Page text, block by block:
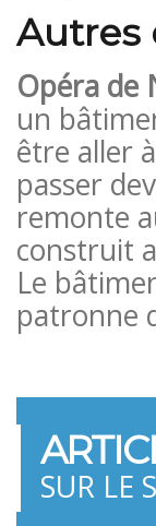
Autres
Opéra de
un
être aller
passer
remonte
construit
Le
patronne
SUR LE